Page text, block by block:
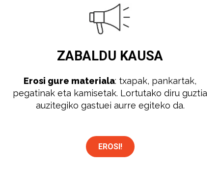
ZABALDU KAUSA
Erosi gure materiala: txapak, pankartak,
pegatinak eta kamisetak. Lortutako diru guztia
auzitegiko gastuei aurre egiteko da.
EROSI!